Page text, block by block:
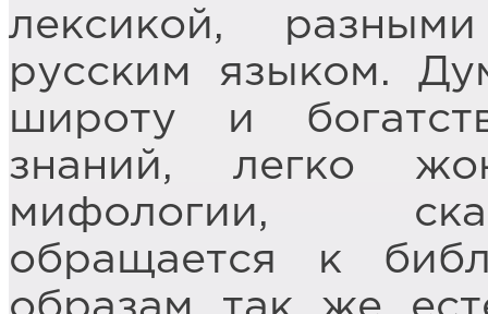
лексикой,
русским языком.
широту и
знаний, легко
мифологии,
обращается к